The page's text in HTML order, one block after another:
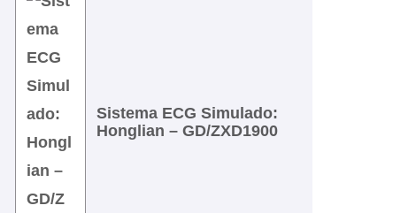
Sistema ECG Simulado:
Honglian – GD/ZXD1900